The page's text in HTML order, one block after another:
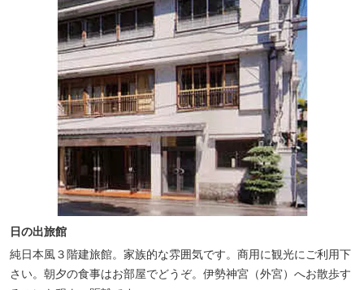
日の出旅館
純日本風３階建旅館。家族的な雰囲気です。商用に観光にご利用下
さい。朝夕の食事はお部屋でどうぞ。伊勢神宮（外宮）へお散歩す